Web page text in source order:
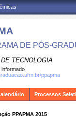
DE PÓS-
TECNOLOGIA
informado
ppapma
Processos
PPAPMA 2015